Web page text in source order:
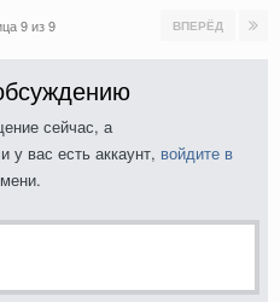
ВПЕРЁД
9 из 9
сейчас, а
у вас есть аккаунт, войдите в